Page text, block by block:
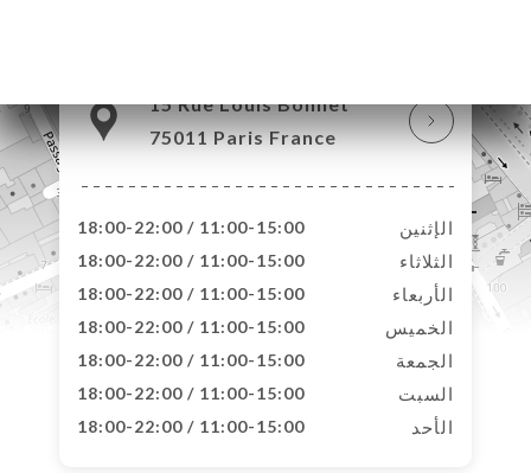
15 Rue Louis Bonnet
75011 Paris France
الإثنين 11:00-15:00 / 18:00-22:00
الثلاثاء 11:00-15:00 / 18:00-22:00
الأربعاء 11:00-15:00 / 18:00-22:00
الخميس 11:00-15:00 / 18:00-22:00
الجمعة 11:00-15:00 / 18:00-22:00
السبت 11:00-15:00 / 18:00-22:00
الأحد 11:00-15:00 / 18:00-22:00